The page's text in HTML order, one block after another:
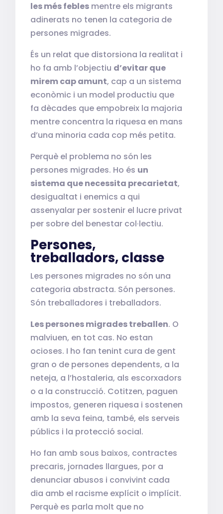
les més febles mentre els migrants
adinerats no tenen la categoria de
persones migrades.
És un relat que distorsiona la realitat i
ho fa amb l’objectiu d’evitar que
mirem cap amunt, cap a un sistema
econòmic i un model productiu que
fa dècades que empobreix la majoria
mentre concentra la riquesa en mans
d’una minoria cada cop més petita.
Perquè el problema no són les
persones migrades. Ho és un
sistema que necessita precarietat,
desigualtat i enemics a qui
assenyalar per sostenir el lucre privat
per sobre del benestar col·lectiu.
Persones,
treballadors, classe
Les persones migrades no són una
categoria abstracta. Són persones.
Són treballadores i treballadors.
Les persones migrades treballen. O
malviuen, en tot cas. No estan
ocioses. I ho fan tenint cura de gent
gran o de persones dependents, a la
neteja, a l’hostaleria, als escorxadors
o a la construcció. Cotitzen, paguen
impostos, generen riquesa i sostenen
amb la seva feina, també, els serveis
públics i la protecció social.
Ho fan amb sous baixos, contractes
precaris, jornades llargues, por a
denunciar abusos i convivint cada
dia amb el racisme explícit o implícit.
Perquè es parla molt que no